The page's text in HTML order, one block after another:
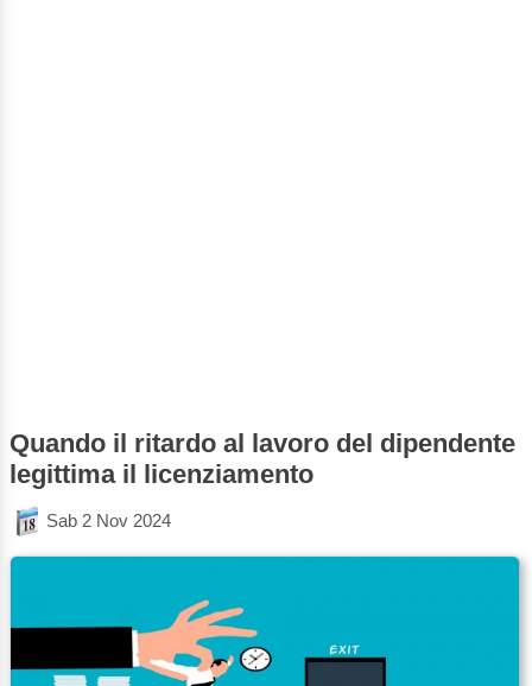
Quando il ritardo al lavoro del dipendente
legittima il licenziamento
Sab 2 Nov 2024